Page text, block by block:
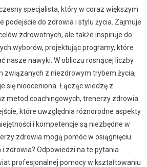
specjalista, który w coraz większym
podejście do zdrowia i stylu życia. Zajmuje
zdrowotnych, ale także inspiruje do
wyborów, projektując programy, które
nasze nawyki. W obliczu rosnącej liczby
związanych z niezdrowym trybem życia,
się nieoceniona. Łącząc wiedzę z
metod coachingowych, trenerzy zdrowia
które uwzględnia różnorodne aspekty
i kompetencje są niezbędne w
zdrowia mogą pomóc w osiągnięciu
zdrowia? Odpowiedzi na te pytania
profesjonalnej pomocy w kształtowaniu